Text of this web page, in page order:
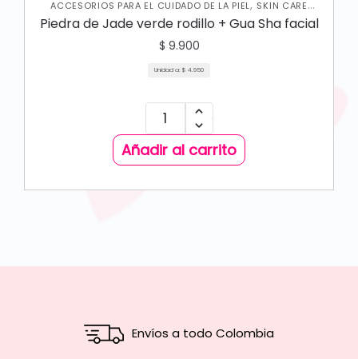
ACCESORIOS PARA EL CUIDADO DE LA PIEL, SKIN CARE
FACIAL
Piedra de Jade verde rodillo + Gua Sha facial
$ 9.900
Unidad a: $ 4.950
Añadir al carrito
Envíos a todo Colombia